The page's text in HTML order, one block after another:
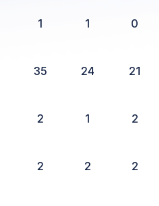
1 1 0
35 24 21
2 1 2
2 2 2